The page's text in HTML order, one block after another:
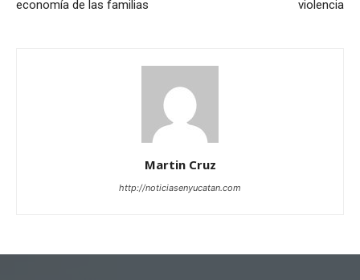
economía de las familias
violencia
Martin Cruz
http://noticiasenyucatan.com